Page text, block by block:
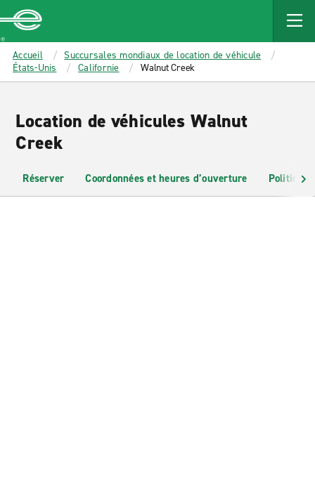
MAIN
CONTENT
Enterprise
Accueil
Succursales mondiaux de location de véhicule
États-Unis
Californie Walnut Creek
Location de véhicules Walnut
Creek
Réserver Coordonnées et heures d’ouverture Politiques